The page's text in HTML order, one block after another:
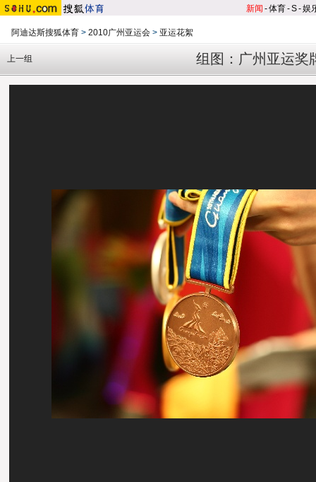
新闻 -体育-S-娱
阿迪达斯搜狐体育 > 2010广州亚运会 > 亚运花絮
组图：广州亚运奖
上一组